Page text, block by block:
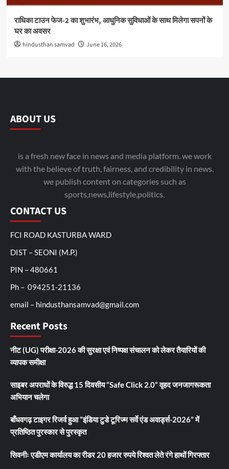
राधिका टाउन फेज-2 का शुभारंभ, आधुनिक सुविधाओं के साथ मिलेगा सपनों के
घर का अवसर
hindusthan samvad June 16, 2026
ABOUT US
is a fresh new face in news and media platform. we work
with the believe of truth, fairness, and credibility in news.
we publish content on categories such as
sports,news,lifestyle,politics.
CONTACT US
FCI ROAD KASTURBA WARD
DIST – SEONI (M.P.)
PIN – 480661
Ph – 094251-21136
email – hindusthansamvad@gmail.com
Recent Posts
नीट (UG) परीक्षा-2026 की सुरक्षा एवं निष्पक्ष संचालन को लेकर तैयारियों की
व्यापक समीक्षा
साइबर अपराधों के विरुद्ध 15 दिवसीय “Safe Click 2.0” वृहद जनजागरूकता
अभियान चलेगा
बाँधवगढ़ टाइगर रिजर्व हुआ “इंडिया टुडे टूरिज्म सर्वे एंड अवार्ड्स-2026” में
प्रतिष्ठित पुरस्कार से पुरस्कृत
सिवनीः एडीएम कार्यालय का रीडर 20 हजार रुपये रिश्वत लेते रंगे हाथों गिरफ्तार